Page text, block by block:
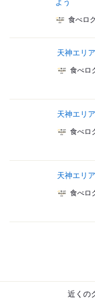
よう
食べロ
天神エリ
食べロ
天神エリ
食べロ
天神エリ
食べロ
近くの